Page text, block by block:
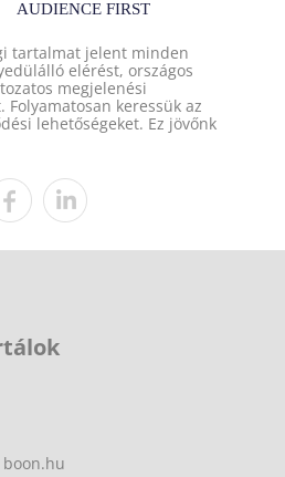
tartalmat jelent minden
elérést, országos
megjelenési
keressük az
lehetőségeket. Ez jövőnk